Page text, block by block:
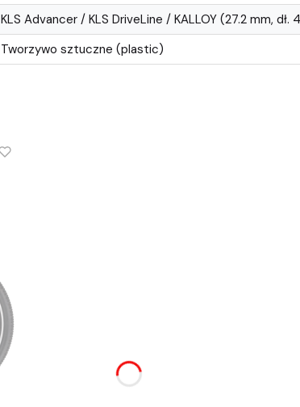
KLS Advancer / KLS DriveLine / KALLOY (27.2 mm,
Tworzywo sztuczne (plastic)